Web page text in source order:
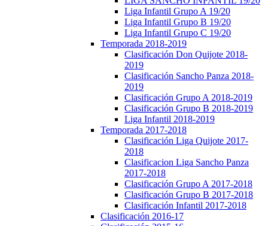
Liga Infantil Grupo A 19/20
Liga Infantil Grupo B 19/20
Liga Infantil Grupo C 19/20
Temporada 2018-2019
Clasificación Don Quijote 2018-
2019
Clasificación Sancho Panza 2018-
2019
Clasificación Grupo A 2018-2019
Clasificación Grupo B 2018-2019
Liga Infantil 2018-2019
Temporada 2017-2018
Clasificación Liga Quijote 2017-
2018
Clasificacion Liga Sancho Panza
2017-2018
Clasificación Grupo A 2017-2018
Clasificación Grupo B 2017-2018
Clasificación Infantil 2017-2018
Clasificación 2016-17